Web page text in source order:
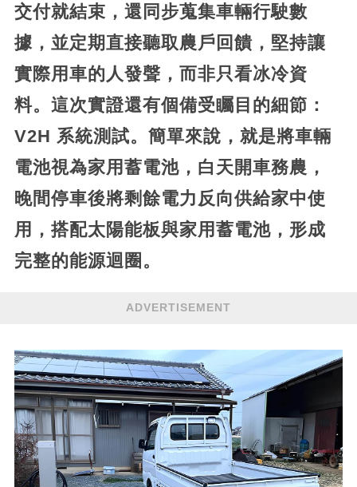
交付就結束，還同步蒐集車輛行駛數
據，並定期直接聽取農戶回饋，堅持讓
實際用車的人發聲，而非只看冰冷資
料。這次實證還有個備受矚目的細節：
V2H 系統測試。簡單來說，就是將車輛
電池視為家用蓄電池，白天開車務農，
晚間停車後將剩餘電力反向供給家中使
用，搭配太陽能板與家用蓄電池，形成
完整的能源迴圈。
ADVERTISEMENT